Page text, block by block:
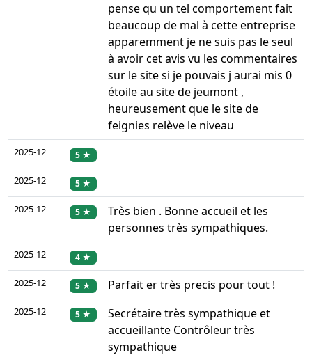
pense qu un tel comportement fait
beaucoup de mal à cette entreprise
apparemment je ne suis pas le seul
à avoir cet avis vu les commentaires
sur le site si je pouvais j aurai mis 0
étoile au site de jeumont ,
heureusement que le site de
feignies relève le niveau
2025-12 5 ★
2025-12 5 ★
2025-12 5 ★
Très bien . Bonne accueil et les
personnes très sympathiques.
2025-12 4 ★
2025-12 5 ★ Parfait er très precis pour tout !
2025-12 5 ★
Secrétaire très sympathique et
accueillante Contrôleur très
sympathique